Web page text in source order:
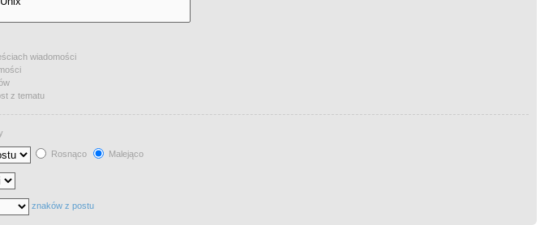
wiadomości
z tematu
Rosnąco Malejąco
znaków z postu